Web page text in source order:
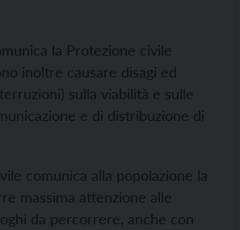
la Protezione civile
inoltre causare disagi ed
sulla viabilità e sulle
e di distribuzione di
comunica alla popolazione la
massima attenzione alle
da percorrere, anche con